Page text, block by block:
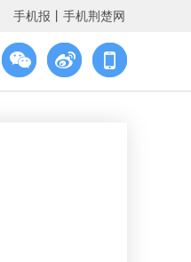
手机报 手机荆楚网